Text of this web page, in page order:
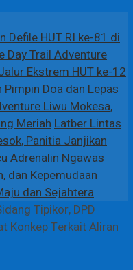
Defile HUT RI ke-81 di
Day Trail Adventure
Ekstrem HUT ke-12
Doa dan Lepas
Liwu Mokesa,
MeriahLatber Lintas
Panitia Janjikan
AdrenalinNgawas
dan Kepemudaan
dan Sejahtera
Tipikor, DPD
Konkep Terkait Aliran